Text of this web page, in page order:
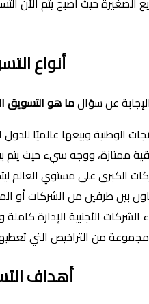
أنواع
عن سؤالما هو التسويق
الوطنية وبيعها عالميًا
ممتازة، ووجه سيء حيث يتم
الكبرى على مستوي العالم
بين طرفين من الشركات
الشركات الأجنبية
مجموعة من التراخيص التي
أهداف